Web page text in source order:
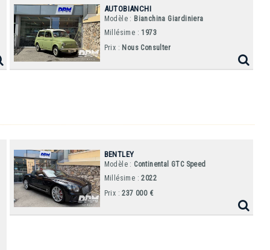
AUTOBIANCHI
Modèle : Bianchina Giardiniera
Millésime : 1973
Prix : Nous Consulter
BENTLEY
Modèle : Continental GTC Speed
Millésime :2022
Prix :237 000 €